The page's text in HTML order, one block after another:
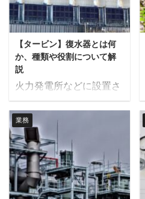
器の脚位置 各機器のメン
テナンススペース（機器
の抜きし代等） 主要配管
の取り回し ...
れぞれには向き不向きが
あり、選択を誤ると自分
が想像していたことと違
うなどということが良く
あります。 そこでこの記
事では実際にプラント業
界で長年働いている筆者
向いていない人の特徴に
ついて解説します。 プラ
ントエンジニアへの就職
や転職を考えている方に
とって参考になれば幸い
です。 プラントエンジニ
【タービン】復水器とは何
か、種類や役割について解
説
火力発電所などに設置さ
れる非常に重要な熱交換
器の一つに復水器があり
ます。 この記事では、復
水器とは何か、その役割
や種類について解説しま
す。 復水器とは 復水器
とはタービンで仕事を終
業務